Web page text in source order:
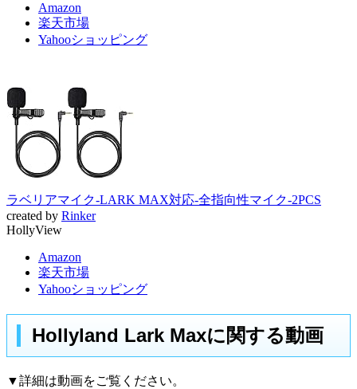
Amazon
楽天市場
Yahooショッピング
ラベリアマイク-LARK MAX対応-全指向性マイク-2PCS
created by Rinker
HollyView
Amazon
楽天市場
Yahooショッピング
Hollyland Lark Maxに関する動画
▼詳細は動画をご覧ください。